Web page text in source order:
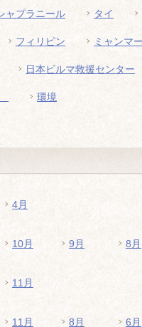
ャプラニール タイ
フィリピン ミャンマ
日本ビルマ救援センター
環境
4月
10月 9月 8月
11月
11月 8月 6月